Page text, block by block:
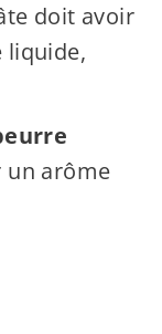
doit avoir
liquide,
un arôme